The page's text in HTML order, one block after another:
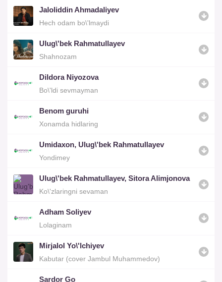
Jaloliddin Ahmadaliyev
Hech odam bo\'lmaydi
Ulug\'bek Rahmatullayev
Shahnozam
Dildora Niyozova
Bo\'ldi sevmayman
Benom guruhi
Xonamda hidlaring
Umidaxon, Ulug\'bek Rahmatullayev
Yondimey
Ulug\'bek Rahmatullayev, Sitora Alimjonova
Ko\'zlaringni sevaman
Adham Soliyev
Lolaginam
Mirjalol Yo\'lchiyev
Kabutar (cover Jambul Muhammedov)
Sardor Go